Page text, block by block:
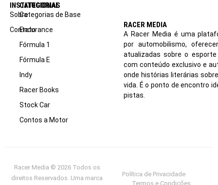
INSTITUCIONAL
Sobre
Contato
CATEGORIAS
Categorias de Base
Endurance
Fórmula 1
Fórmula E
Indy
Racer Books
Stock Car
Contos a Motor
RACER MEDIA
A Racer Media é uma
por automobilismo,
atualizadas sobre o
com conteúdo exclusivo e
onde histórias literárias
vida. É o ponto de encontro
pistas.
Racer Media © 2026 Todos os
direitos Reservados. Uma marca
Política de Privacidade
Termos e Condições